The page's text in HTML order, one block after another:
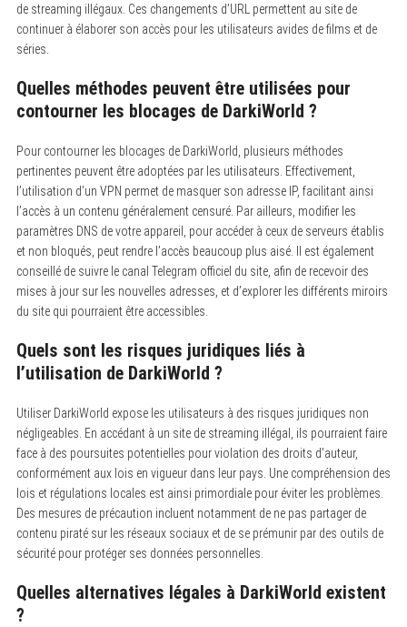
de streaming illégaux. Ces changements d’URL permettent au site de
continuer à élaborer son accès pour les utilisateurs avides de films et de
séries.
Quelles méthodes peuvent être utilisées pour
contourner les blocages de DarkiWorld ?
Pour contourner les blocages de DarkiWorld, plusieurs méthodes
pertinentes peuvent être adoptées par les utilisateurs. Effectivement,
l’utilisation d’un VPN permet de masquer son adresse IP, facilitant ainsi
l’accès à un contenu généralement censuré. Par ailleurs, modifier les
paramètres DNS de votre appareil, pour accéder à ceux de serveurs établis
et non bloqués, peut rendre l’accès beaucoup plus aisé. Il est également
conseillé de suivre le canal Telegram officiel du site, afin de recevoir des
mises à jour sur les nouvelles adresses, et d’explorer les différents miroirs
du site qui pourraient être accessibles.
Quels sont les risques juridiques liés à
l’utilisation de DarkiWorld ?
Utiliser DarkiWorld expose les utilisateurs à des risques juridiques non
négligeables. En accédant à un site de streaming illégal, ils pourraient faire
face à des poursuites potentielles pour violation des droits d’auteur,
conformément aux lois en vigueur dans leur pays. Une compréhension des
lois et régulations locales est ainsi primordiale pour éviter les problèmes.
Des mesures de précaution incluent notamment de ne pas partager de
contenu piraté sur les réseaux sociaux et de se prémunir par des outils de
sécurité pour protéger ses données personnelles.
Quelles alternatives légales à DarkiWorld existent
?